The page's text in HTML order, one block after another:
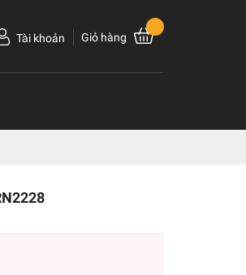
Tài khoản Giỏ hàng